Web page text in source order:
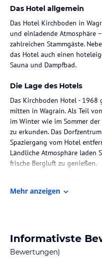
Das Hotel allgemein
Das Hotel Kirchboden in
und einladende Atmosphäre
zahlreichen Stammgäste.
das Hotel auch einen
Sauna und Dampfbad.
Die Lage des Hotels
Das Kirchboden Hotel -
mitten in Wagrain. Als Teil
im Winter wie im Sommer
zu erkunden. Das
Spaziergang vom Hotel
Ländliche Atmosphäre laden
frische Bergluft zu genießen.
eingerichtet. Alle Zimmer
Telefon, Safe, Haartrockner
Mehr anzeigen
Informativste
Bewertungen)